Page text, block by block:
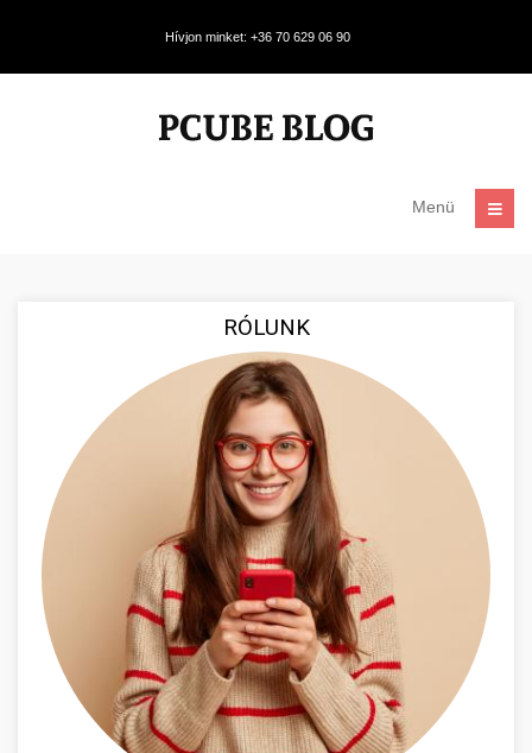
Hívjon minket: +36 70 629 06 90
Menü
RÓLUNK